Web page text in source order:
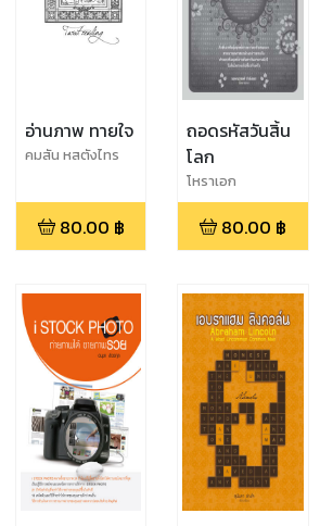
อ่านภาพ ทายใจ
คมสัน หสตังไทร
80.00 ฿
ถอดรหัสวันสิ้น
โลก
โหราเอก
80.00 ฿